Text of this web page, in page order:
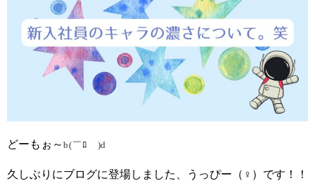
どーもぉ～ b(￣ﾛ￣)d
久しぶりにブログに登場しました、うっぴー（♀）です！！